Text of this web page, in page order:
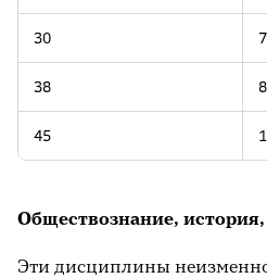
30
38
45
Обществознание,
Эти дисциплины